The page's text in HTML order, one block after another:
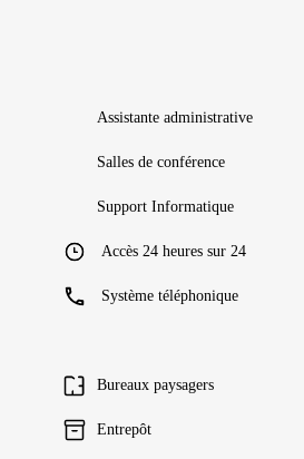
Assistante administrative
Salles de conférence
Support Informatique
Accès 24 heures sur 24
Système téléphonique
Bureaux paysagers
Entrepôt